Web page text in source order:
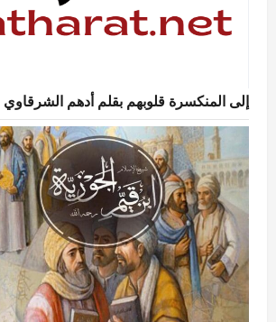
إلى المنكسرة قلوبهم بقلم أدهم الشرقاوي